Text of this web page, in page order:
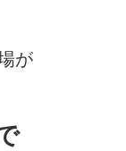
が